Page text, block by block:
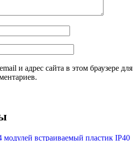
и адрес сайта в этом браузере для